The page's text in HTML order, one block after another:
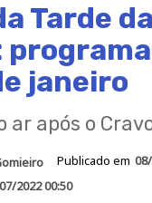
Tarde da
janeiro
ar após o
Publicado em
2022 00:50